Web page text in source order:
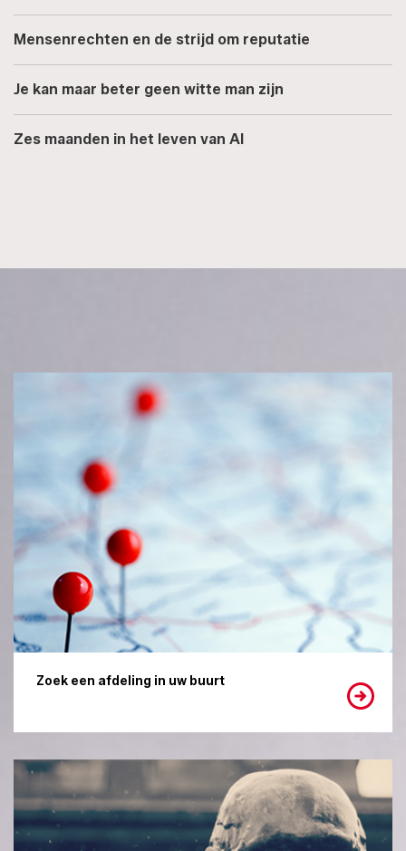
Mensenrechten en de strijd om reputatie
Je kan maar beter geen witte man zijn
Zes maanden in het leven van AI
Zoek een afdeling in uw buurt